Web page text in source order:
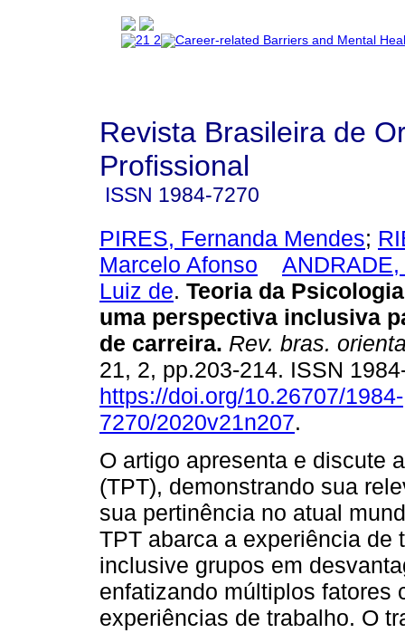
Revista Brasileira de
Profissional
ISSN 1984-7270
PIRES, Fernanda Mendes;
Marcelo Afonso
Luiz de. Teoria da
uma perspectiva inclusiva
de carreira. Rev. bras.
21, 2, pp.203-214. ISSN
https://doi.org/10.26707/1984-
7270/2020v21n207.
O artigo apresenta e discute
(TPT), demonstrando sua
sua pertinência no atual
TPT abarca a experiência de
inclusive grupos em
enfatizando múltiplos fatores
experiências de trabalho. O